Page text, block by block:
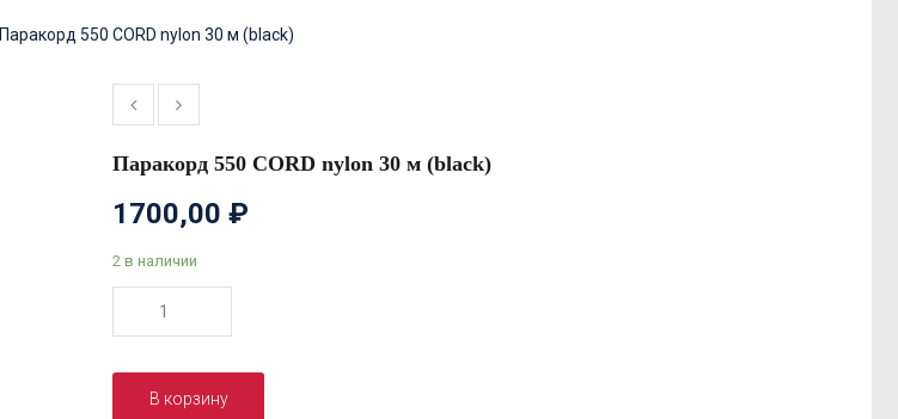
Паракорд 550 CORD nylon 30 м (black)
Паракорд 550 CORD nylon 30 м (black)
1700,00 ₽
2 в наличии
550
CORDВ корзину